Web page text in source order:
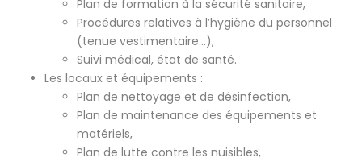
Plan de formation à la sécurité sanitaire,
Procédures relatives à l’hygiène du personnel
(tenue vestimentaire…),
Suivi médical, état de santé.
Les locaux et équipements :
Plan de nettoyage et de désinfection,
Plan de maintenance des équipements et
matériels,
Plan de lutte contre les nuisibles,